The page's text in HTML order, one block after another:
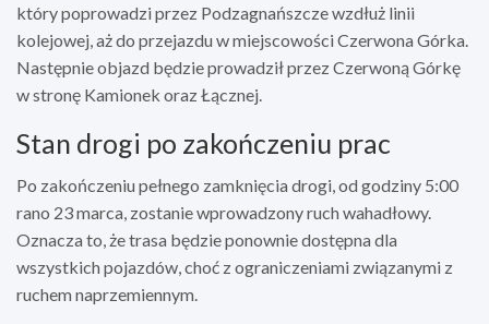
który poprowadzi przez Podzagnańszcze wzdłuż linii
kolejowej, aż do przejazdu w miejscowości Czerwona Górka.
Następnie objazd będzie prowadził przez Czerwoną Górkę
w stronę Kamionek oraz Łącznej.
Stan drogi po zakończeniu prac
Po zakończeniu pełnego zamknięcia drogi, od godziny 5:00
rano 23 marca, zostanie wprowadzony ruch wahadłowy.
Oznacza to, że trasa będzie ponownie dostępna dla
wszystkich pojazdów, choć z ograniczeniami związanymi z
ruchem naprzemiennym.